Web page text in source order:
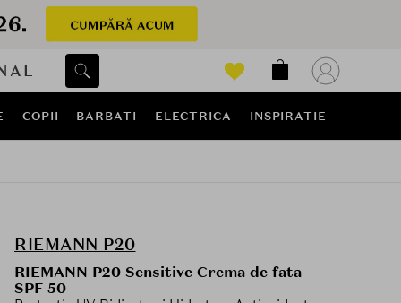
COPII BARBATI ELECTRICA INSPIRATIE
RIEMANN P20
RIEMANN P20 Sensitive Crema de fata
SPF 50